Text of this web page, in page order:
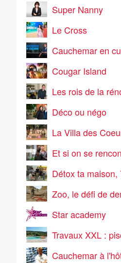
Super Nanny
Le Cross
Cauchemar en
Cougar Island
Les rois de la
Déco ou négo
La Villa des
Et si on se
Détox ta maison, 7
Zoo, le défi de
Star academy
Travaux XXL :
Cauchemar à